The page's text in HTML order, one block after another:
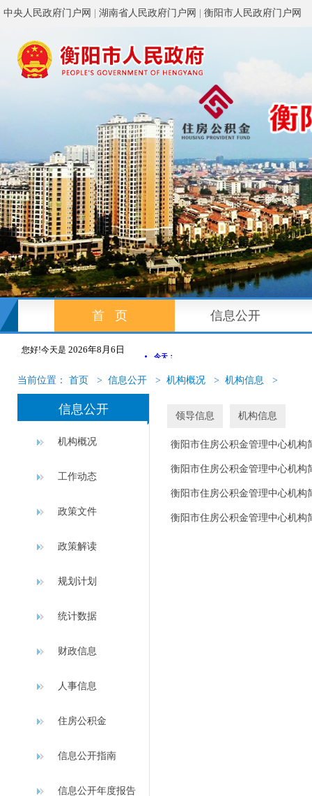
中央人民政府门户网 湖南省人民政府门户网 衡阳市人民政府门户网
首页 信息公开
您好!今天是 2026年8月6日
当前位置： 首页 > 信息公开 > 机构概况 > 机构信息 >
信息公开
机构概况
工作动态
政策文件
政策解读
规划计划
统计数据
财政信息
人事信息
住房公积金
信息公开指南
信息公开年度报告
领导信息 机构信息
衡阳市住房公积金管理中心机构
衡阳市住房公积金管理中心机构
衡阳市住房公积金管理中心机构
衡阳市住房公积金管理中心机构